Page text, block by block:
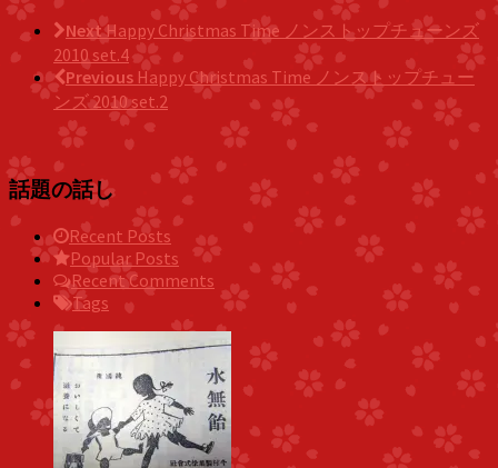
NextHappy Christmas Time ノンストップチューンズ
2010 set.4
Previous Happy Christmas Time ノンストップチュー
ンズ 2010 set.2
話題の話し
Recent Posts
Popular Posts
Recent Comments
Tags